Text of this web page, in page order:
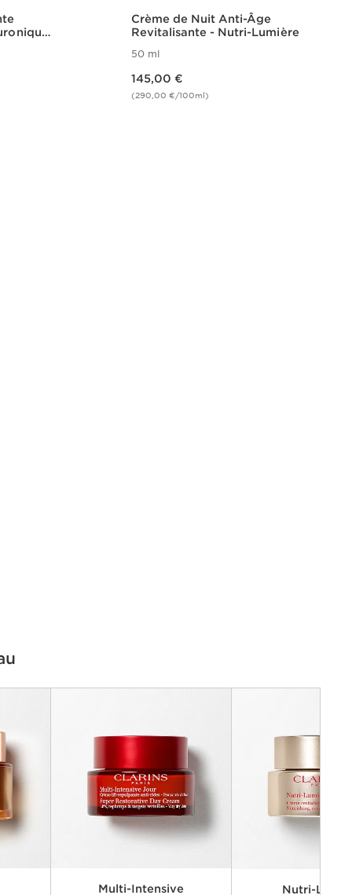
-
Crème de Nuit Anti-Âge
Revitalisante - Nutri-Lumière
50 ml
145,00 €
(290,00 €/100ml)
Multi-Intensive Nutri-